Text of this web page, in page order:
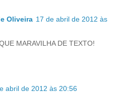
Oliveira 17 de abril de 2012 às
MARAVILHA DE TEXTO!
abril de 2012 às 20:56